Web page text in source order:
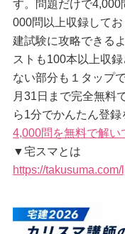
す。問題だけで4,000
000問以上収録して
建試験に攻略できる
ストも100本以上収
ない部分も１タップ
月31日まで完全無料
ら1分でかんたん登録
4,000問を無料で解い
▼宅スマとは
https://takusuma.com/